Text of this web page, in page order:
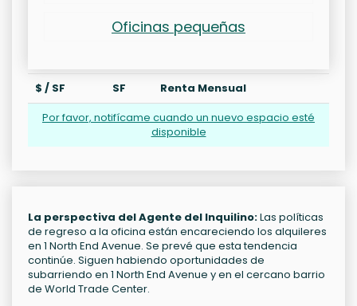
Oficinas pequeñas
$ / SF SF
Renta Mensual
Por favor, notifícame cuando un nuevo espacio esté
disponible
La perspectiva del Agente del Inquilino:Las políticas
de regreso a la oficina están encareciendo los alquileres
en 1 North End Avenue. Se prevé que esta tendencia
continúe. Siguen habiendo oportunidades de
subarriendo en 1 North End Avenue y en el cercano barrio
de World Trade Center.